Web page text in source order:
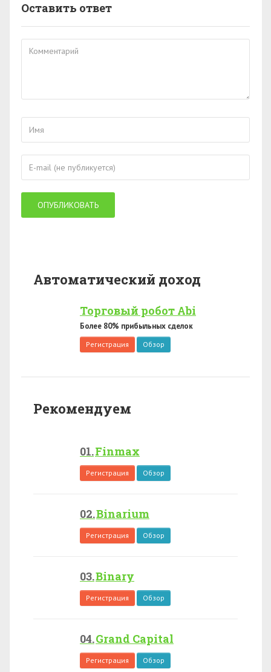
Оставить ответ
Автоматический доход
Торговый робот Abi
Более 80% прибыльных сделок
Регистрация Обзор
Рекомендуем
Finmax
Регистрация Обзор
Binarium
Регистрация Обзор
Binary
Регистрация Обзор
Grand Capital
Регистрация Обзор